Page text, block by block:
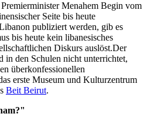
Menahem Begin vom
Seite bis heute
publiziert werden, gib es
bis heute kein libanesisches
Diskurs auslöst.Der
in den Schulen nicht unterrichtet,
überkonfessionellen
erste Museum und Kulturzentrum
Beit Beirut.